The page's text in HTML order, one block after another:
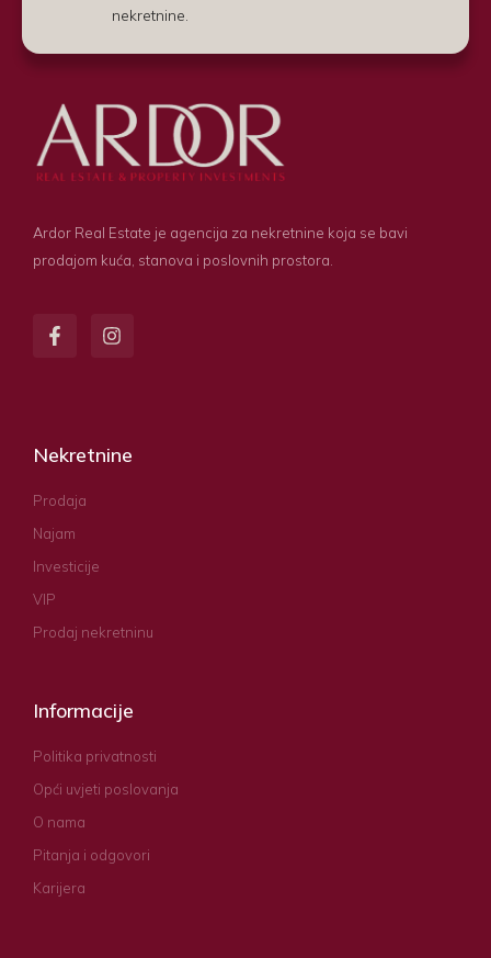
nekretnine.
Ardor Real Estate je agencija za nekretnine koja se bavi
prodajom kuća, stanova i poslovnih prostora.
Nekretnine
Prodaja
Najam
Investicije
VIP
Prodaj nekretninu
Informacije
Politika privatnosti
Opći uvjeti poslovanja
O nama
Pitanja i odgovori
Karijera